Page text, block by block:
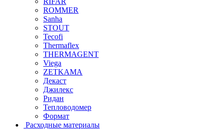
ROMMER
Sanha
STOUT
Tecofi
Thermaflex
THERMAGENT
Viega
ZETKAMA
Декаст
Джилекс
Ридан
Тепловодомер
Формат
Расходные материалы